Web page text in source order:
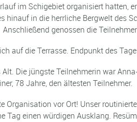
im Schigebiet organisiert
hinauf in die herrliche Bergwelt des
genossen die
auf die Terrasse. Endpunkt des
Die jüngste Teilnehmerin war
78 Jahre, den ältesten Teilnehmer.
Organisation vor Ort! Unser
einen würdigen Ausklang.